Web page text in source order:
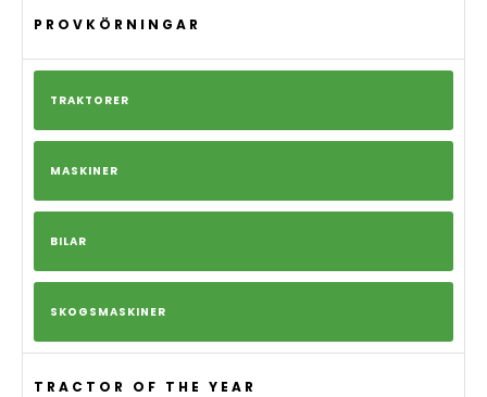
PROVKÖRNINGAR
TRAKTORER
MASKINER
BILAR
SKOGSMASKINER
TRACTOR OF THE YEAR